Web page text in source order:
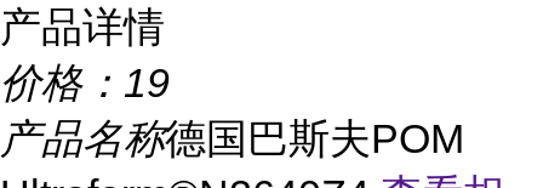
产品详情
价格： 19
产品名称德国巴斯夫POM